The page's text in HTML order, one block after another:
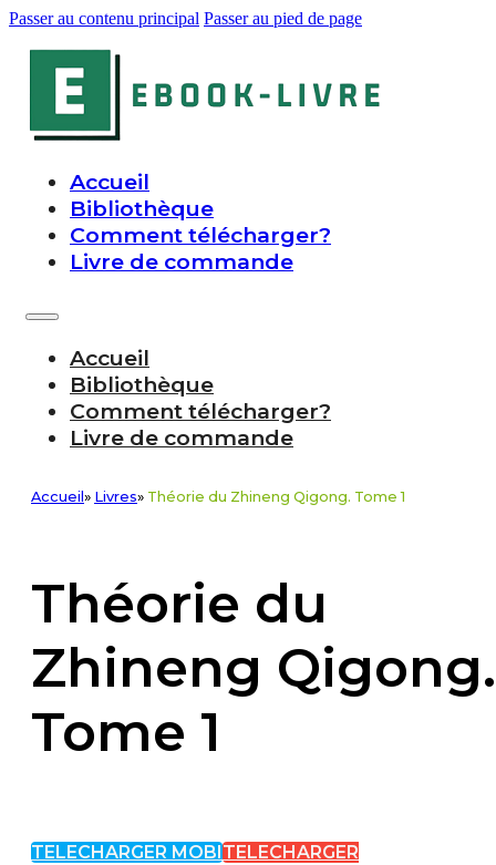
Passer au contenu principal Passer au pied de page
Accueil
Bibliothèque
Comment télécharger?
Livre de commande
Accueil
Bibliothèque
Comment télécharger?
Livre de commande
Accueil » Livres» Théorie du Zhineng Qigong. Tome 1
Théorie du
Zhineng Qigong.
Tome 1
TELECHARGER MOBI TELECHARGER